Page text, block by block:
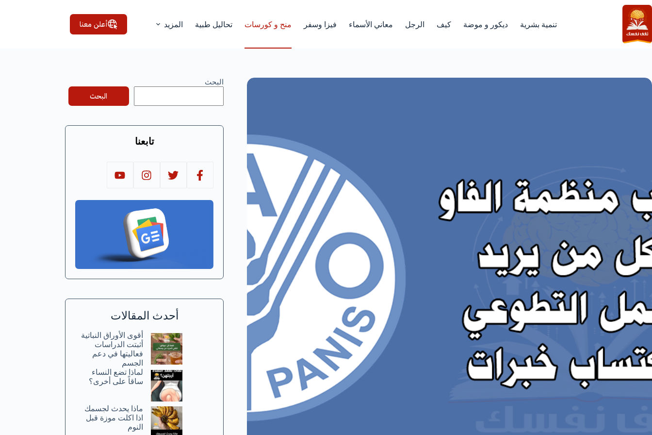
التجاوز
إلى
المحتوى
تنمية بشرية ديكور و موضة كيف الرجل معاني الأسماء فيزا وسفر منح و كورسات تحاليل طبية المزيد أعلن معنا
البحث
البحث
تابعنا
أحدث المقالات
أقوى الأوراق النباتية
أثبتت الدراسات
فعاليتها في دعم
الجسم
لماذا تضع النساء
ساقاً على أخرى؟
ماذا يحدث لجسمك
اذا اكلت موزة قبل
النوم